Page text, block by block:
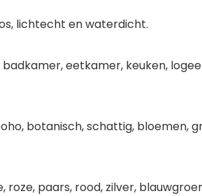
lichtecht en waterdicht.
eetkamer, keuken,
botanisch, schattig, bloemen,
paars, rood, zilver,